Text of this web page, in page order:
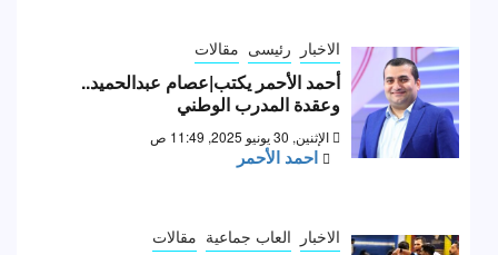
الاخبار رئيسى مقالات
أحمد الأحمر يكتب|عصام عبدالحميد..
وعقدة المدرب الوطني
الإثنين, 30 يونيو 2025, 11:49 ص
احمد الأحمر
الاخبار العاب جماعية مقالات